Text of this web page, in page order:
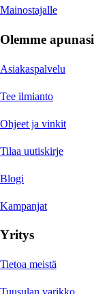
Mainostajalle
Olemme apunasi
Asiakaspalvelu
Tee ilmianto
Ohjeet ja vinkit
Tilaa uutiskirje
Blogi
Kampanjat
Yritys
Tietoa meistä
Tuusulan varikko